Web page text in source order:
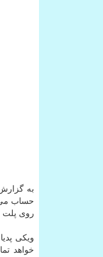
به
حساب می
روی پلت
ویكی
خواهد